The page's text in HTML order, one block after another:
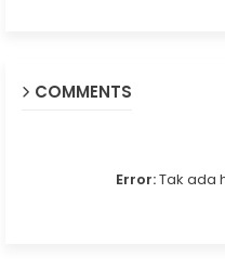
COMMENTS
Error:Tak ada